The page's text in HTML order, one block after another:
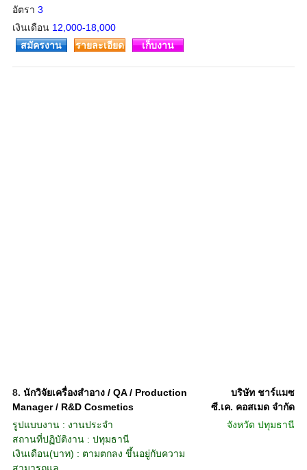
อัตรา 3
เงินเดือน 12,000-18,000
สมัครงาน รายละเอียด เก็บงาน
8. นักวิจัยเครื่องสำอาง / QA / Production
Manager / R&D Cosmetics
รูปแบบงาน : งานประจำ
สถานที่ปฏิบัติงาน : ปทุมธานี
เงินเดือน(บาท) : ตามตกลง ขึ้นอยู่กับความ
บริษัท ชาร์แมซ
ซี.เค. คอสเมด จำกัด
จังหวัด ปทุมธานี